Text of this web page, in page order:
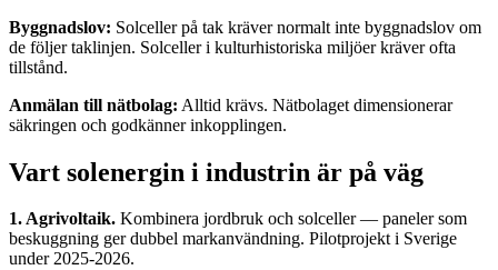
Byggnadslov: Solceller på tak kräver normalt inte byggnadslov om
de följer taklinjen. Solceller i kulturhistoriska miljöer kräver ofta
tillstånd.
Anmälan till nätbolag: Alltid krävs. Nätbolaget dimensionerar
säkringen och godkänner inkopplingen.
Vart solenergin i industrin är på väg
1. Agrivoltaik. Kombinera jordbruk och solceller — paneler som
beskuggning ger dubbel markanvändning. Pilotprojekt i Sverige
under 2025-2026.